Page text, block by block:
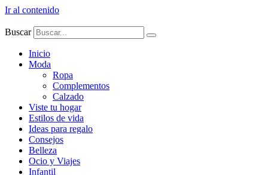
Ir al contenido
Buscar
Inicio
Moda
Ropa
Complementos
Calzado
Viste tu hogar
Estilos de vida
Ideas para regalo
Consejos
Belleza
Ocio y Viajes
Infantil